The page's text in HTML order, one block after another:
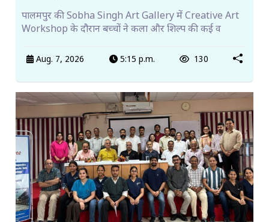
पालमपुर की Sobha Singh Art Gallery में Creative Art
Workshop के दौरान बच्चों ने कला और शिल्प की कई व
Aug. 7, 2026 5:15 p.m. 130